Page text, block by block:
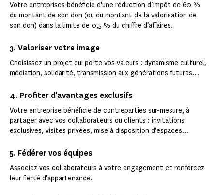
Votre entreprises bénéficie d'une réduction d’impôt de 60 %
du montant de son don (ou du montant de la valorisation de
son don) dans la limite de 0,5 % du chiffre d’affaires.
3. Valoriser votre image
Choisissez un projet qui porte vos valeurs : dynamisme culturel,
médiation, solidarité, transmission aux générations futures…
4. Profiter d'avantages exclusifs
Votre entreprise bénéficie de contreparties sur-mesure, à
partager avec vos collaborateurs ou clients : invitations
exclusives, visites privées, mise à disposition d'espaces…
5. Fédérer vos équipes
Associez vos collaborateurs à votre engagement et renforcez
leur fierté d'appartenance.